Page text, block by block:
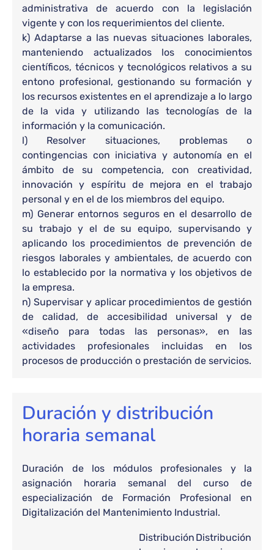
administrativa de acuerdo con la legislación
vigente y con los requerimientos del cliente.
k) Adaptarse a las nuevas situaciones laborales,
manteniendo actualizados los conocimientos
científicos, técnicos y tecnológicos relativos a su
entono profesional, gestionando su formación y
los recursos existentes en el aprendizaje a lo largo
de la vida y utilizando las tecnologías de la
información y la comunicación.
l) Resolver situaciones, problemas o
contingencias con iniciativa y autonomía en el
ámbito de su competencia, con creatividad,
innovación y espíritu de mejora en el trabajo
personal y en el de los miembros del equipo.
m) Generar entornos seguros en el desarrollo de
su trabajo y el de su equipo, supervisando y
aplicando los procedimientos de prevención de
riesgos laborales y ambientales, de acuerdo con
lo establecido por la normativa y los objetivos de
la empresa.
n) Supervisar y aplicar procedimientos de gestión
de calidad, de accesibilidad universal y de
«diseño para todas las personas», en las
actividades profesionales incluidas en los
procesos de producción o prestación de servicios.
Duración y distribución
horaria semanal
Duración de los módulos profesionales y la
asignación horaria semanal del curso de
especialización de Formación Profesional en
Digitalización del Mantenimiento Industrial.
Distribución Distribución